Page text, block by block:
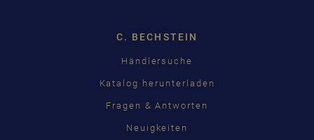
C. BECHSTEIN
Händlersuche
Katalog herunterladen
Fragen & Antworten
Neuigkeiten